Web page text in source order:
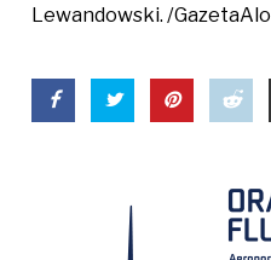
Lewandowski. /GazetaAlo